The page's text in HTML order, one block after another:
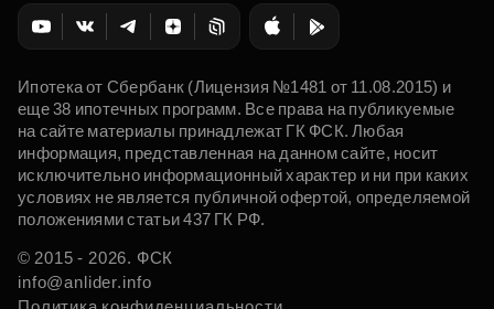
Ипотека от Сбербанк (Лицензия №1481 от 11.08.2015) и
еще 38 ипотечных программ. Все права на публикуемые
на сайте материалы принадлежат ГК ФСК. Любая
информация, представленная на данном сайте, носит
исключительно информационный характер и ни при каких
условиях не является публичной офертой, определяемой
положениями статьи 437 ГК РФ.
© 2015 - 2026. ФСК
info@anlider.info